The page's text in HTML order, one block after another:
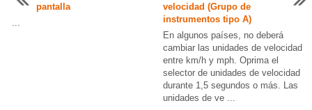
pantalla
velocidad (Grupo de
instrumentos tipo A)
En algunos países, no deberá
cambiar las unidades de velocidad
entre km/h y mph. Oprima el
selector de unidades de velocidad
durante 1,5 segundos o más. Las
unidades de ve ...